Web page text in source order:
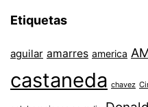
Etiquetas
aguilar amarres america
castaneda chavez